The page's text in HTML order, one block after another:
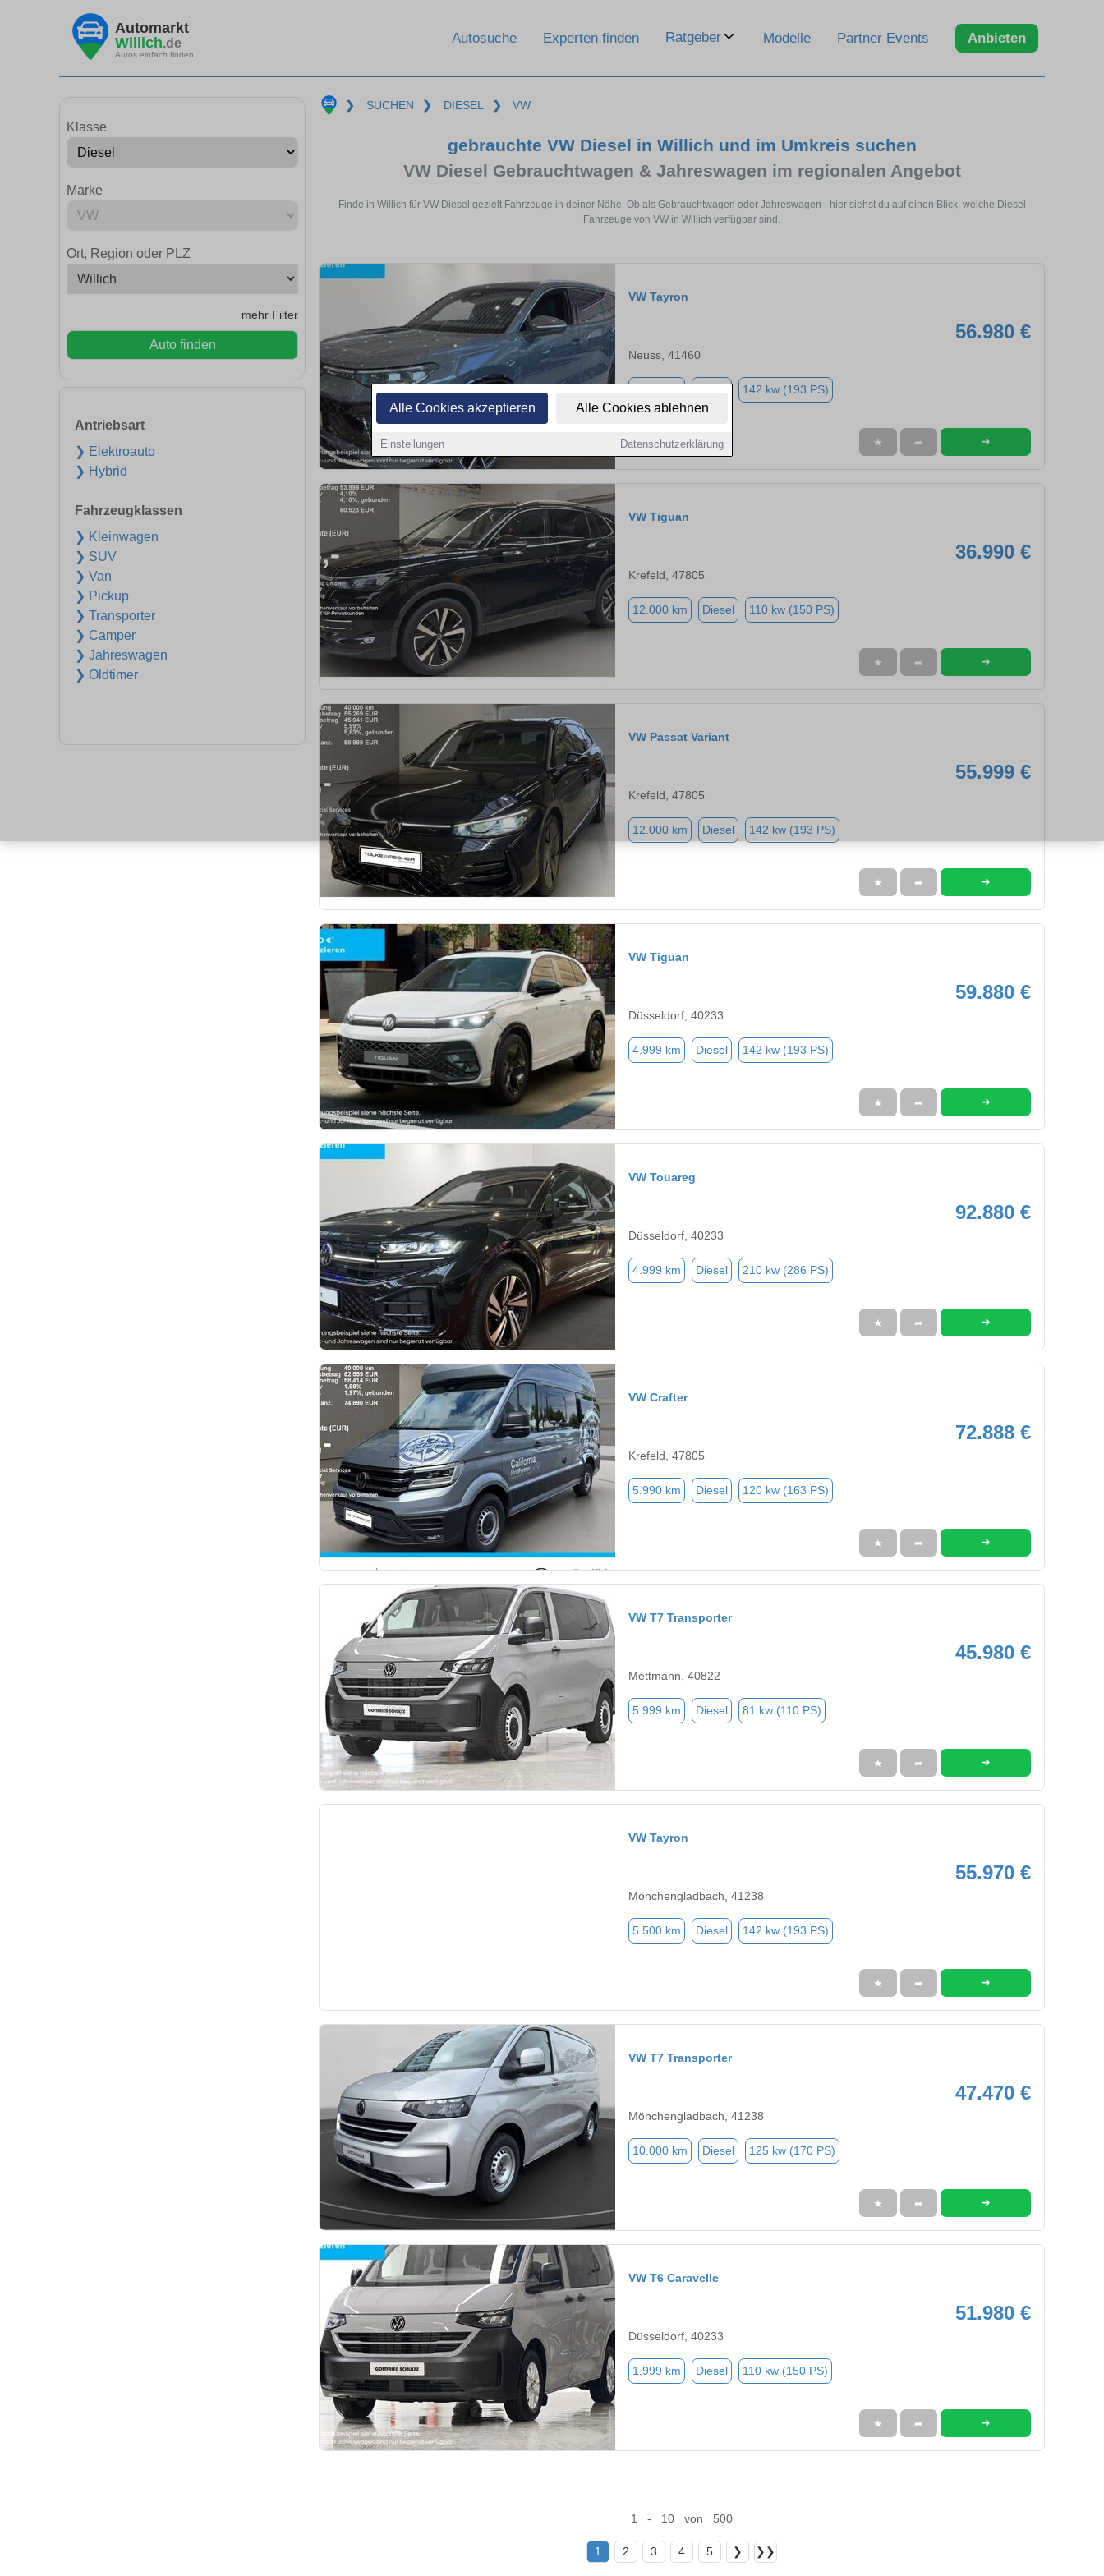
Alle Cookies akzeptieren Alle Cookies ablehnen
Einstellungen Datenschutzerklärung
Automarkt
Willich.de
Autos einfach finden
Autosuche Experten finden Ratgeber Modelle Partner Events Anbieten
Klasse
Marke
Ort, Region oder PLZ
mehr Filter
Auto finden
Antriebsart
❯ Elektroauto
❯ Hybrid
Fahrzeugklassen
❯ Kleinwagen
❯ SUV
❯ Van
❯ Pickup
❯ Transporter
❯ Camper
❯ Jahreswagen
❯ Oldtimer
❯ SUCHEN ❯ DIESEL ❯ VW
gebrauchte VW Diesel in Willich und im Umkreis suchen
VW Diesel Gebrauchtwagen & Jahreswagen im regionalen Angebot
Finde in Willich für VW Diesel gezielt Fahrzeuge in deiner Nähe. Ob als Gebrauchtwagen oder Jahreswagen - hier siehst du auf einen Blick, welche Diesel
Fahrzeuge von VW in Willich verfügbar sind.
VW Tayron
56.980 €
Neuss, 41460
142 kw (193 PS)
★ ➦ ➜
VW Tiguan
36.990 €
Krefeld, 47805
12.000 km Diesel 110 kw (150 PS)
★ ➦ ➜
VW Passat Variant
55.999 €
Krefeld, 47805
12.000 km Diesel 142 kw (193 PS)
★ ➦ ➜
VW Tiguan
59.880 €
Düsseldorf, 40233
4.999 km Diesel 142 kw (193 PS)
★ ➦ ➜
VW Touareg
92.880 €
Düsseldorf, 40233
4.999 km Diesel 210 kw (286 PS)
★ ➦ ➜
VW Crafter
72.888 €
Krefeld, 47805
5.990 km Diesel 120 kw (163 PS)
★ ➦ ➜
VW T7 Transporter
45.980 €
Mettmann, 40822
5.999 km Diesel 81 kw (110 PS)
★ ➦ ➜
VW Tayron
55.970 €
Mönchengladbach, 41238
5.500 km Diesel 142 kw (193 PS)
★ ➦ ➜
VW T7 Transporter
47.470 €
Mönchengladbach, 41238
10.000 km Diesel 125 kw (170 PS)
★ ➦ ➜
VW T6 Caravelle
51.980 €
Düsseldorf, 40233
1.999 km Diesel 110 kw (150 PS)
★ ➦ ➜
1 - 10 von 500
1 2 3 4 5 ❯ ❯❯